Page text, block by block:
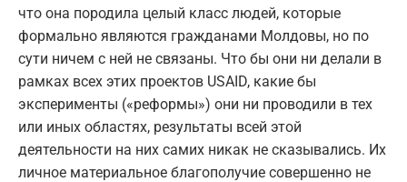
что она породила целый класс людей, которые
формально являются гражданами Молдовы, но по
сути ничем с ней не связаны. Что бы они ни делали в
рамках всех этих проектов USAID, какие бы
эксперименты («реформы») они ни проводили в тех
или иных областях, результаты всей этой
деятельности на них самих никак не сказывались. Их
личное материальное благополучие совершенно не